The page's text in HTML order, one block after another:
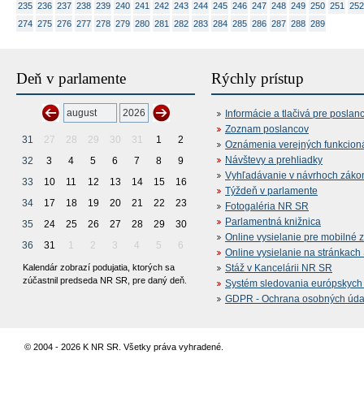
235 236 237 238 239 240 241 242 243 244 245 246 247 248 249 250 251
252
274 275 276 277 278 279 280 281 282 283 284 285 286 287 288 289
Deň v parlamente
31 27 28 29 30 31 1
2
32
3 4 5 6 7 8
9
33
10 11 12 13 14 15
16
34
17 18 19 20 21 22
23
35
24 25 26 27 28 29
30
36
31 1 2 3 4 5 6
Kalendár zobrazí podujatia, ktorých sa
zúčastnil predseda NR SR, pre daný deň.
Rýchly prístup
Informácie a tlačivá pre
Zoznam poslancov
Oznámenia verejných
Návštevy a prehliadky
Vyhľadávanie v návrhoch
Týždeň v parlamente
Fotogaléria NR SR
Parlamentná knižnica
Online vysielanie pre mobilné
Online vysielanie na stránkach
Stáž v Kancelárii NR SR
Systém sledovania
GDPR - Ochrana osobných
© 2004 - 2026 K NR SR. Všetky práva vyhradené.